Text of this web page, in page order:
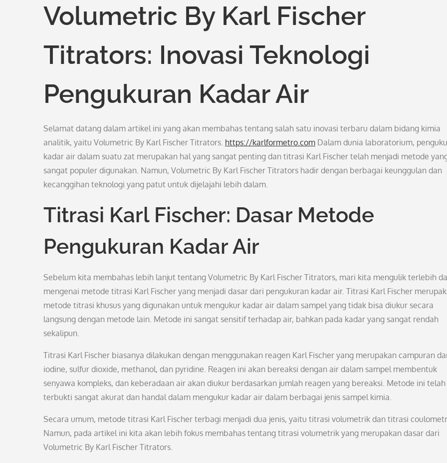
Volumetric By Karl Fischer
Titrators: Inovasi Teknologi
Pengukuran Kadar Air
Selamat datang dalam artikel ini yang akan membahas tentang salah satu inovasi terbaru dalam bidang kimia
analitik, yaitu Volumetric By Karl Fischer Titrators. https://karlformetro.com Dalam dunia laboratorium,
kadar air dalam suatu zat merupakan hal yang sangat penting dan titrasi Karl Fischer telah menjadi metode
sangat populer digunakan. Namun, Volumetric By Karl Fischer Titrators hadir dengan berbagai keunggulan dan
kecanggihan teknologi yang patut untuk dijelajahi lebih dalam.
Titrasi Karl Fischer: Dasar Metode
Pengukuran Kadar Air
Sebelum kita membahas lebih lanjut tentang Volumetric By Karl Fischer Titrators, mari kita mengulik terlebih
mengenai metode titrasi Karl Fischer yang menjadi dasar dari pengukuran kadar air. Titrasi Karl Fischer
metode titrasi khusus yang digunakan untuk mengukur kadar air dalam sampel yang tidak bisa diukur secara
langsung dengan metode lain. Metode ini sangat sensitif terhadap air, bahkan pada kadar yang sangat rendah
sekalipun.
Titrasi Karl Fischer biasanya dilakukan dengan menggunakan reagen Karl Fischer yang merupakan campuran
iodine, sulfur dioxide, methanol, dan pyridine. Reagen ini akan bereaksi dengan air dalam sampel membentuk
senyawa kompleks, dan keberadaan air akan diukur berdasarkan jumlah reagen yang bereaksi. Metode ini telah
terbukti sangat akurat dan handal dalam mengukur kadar air dalam berbagai jenis sampel kimia.
Secara umum, metode titrasi Karl Fischer terbagi menjadi dua jenis, yaitu titrasi volumetrik dan titrasi
Namun, pada artikel ini kita akan lebih fokus membahas tentang titrasi volumetrik yang merupakan dasar dari
Volumetric By Karl Fischer Titrators.